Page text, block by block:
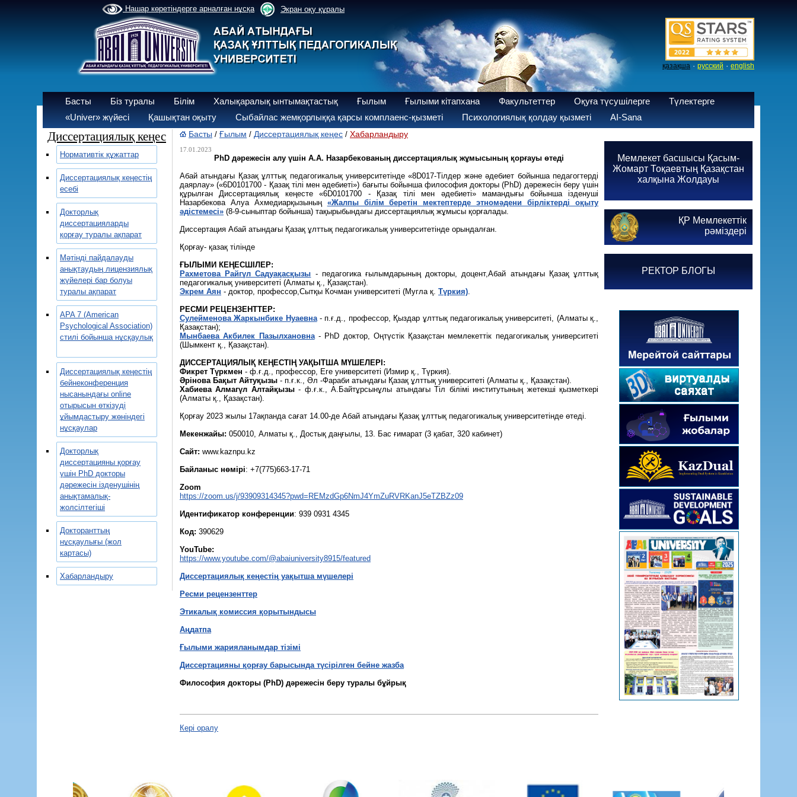
Нашар көретіндерге арналған нұсқа Экран оқу құралы
қазақша · русский · english
Басты Біз туралы Білім Халықаралық ынтымақтастық Ғылым Ғылыми кітапхана Факультеттер Оқуға түсушілерге
Түлектерге
«Univer» жүйесі
Қашықтан оқыту Сыбайлас жемқорлыққа қарсы комплаенс-қызметі Психологиялық қолдау қызметі AI-Sana
Диссертациялық кеңес
Нормативтік құжаттар
Диссертациялық кеңестің
есебі
Докторлық
диссертацияларды
қорғау туралы ақпарат
Мәтінді пайдалауды
анықтаудың лицензиялық
жүйелері бар болуы
туралы ақпарат
APA 7 (American
Psychological Association)
стилі бойынша нұсқаулық
Диссертациялық кеңестің
бейнеконференция
нысанындағы online
отырысын өткізуді
ұйымдастыру жөніндегі
нұсқаулар
Докторлық
диссертацияны қорғау
үшін PhD докторы
дәрежесін ізденушінің
анықтамалық-
жолсілтегіші
Докторанттың
нұсқаулығы (жол
картасы)
Хабарландыру
Басты / Ғылым / Диссертациялық кеңес / Хабарландыру
17.01.2023
РhD дәрежесін алу үшін А.А. Назарбекованың диссертациялық жұмысының қорғауы өтеді
Абай атындағы Қазақ ұлттық педагогикалық университетінде «8D017-Тілдер және әдебиет бойынша педагогтерді
даярлау» («6D0101700 - Қазақ тілі мен әдебиеті») бағыты бойынша философия докторы (РhD) дәрежесін беру үшін
құрылған Диссертациялық кеңесте «6D0101700 - Қазақ тілі мен әдебиеті» мамандығы бойынша ізденуші
Назарбекова Алуа Ахмедиарқызының «Жалпы білім беретін мектептерде этномәдени бірліктерді оқыту
әдістемесі» (8-9-сыныптар бойынша) тақырыбындағы диссертациялық жұмысы қорғалады.
Диссертация Абай атындағы Қазақ ұлттық педагогикалық университетінде орындалған.
Қорғау- қазақ тілінде
ҒЫЛЫМИ КЕҢЕСШІЛЕР:
Рахметова Райгүл Садуақасқызы - педагогика ғылымдарының докторы, доцент,Абай атындағы Қазақ ұлттық
педагогикалық университеті (Алматы қ., Қазақстан).
Экрем Аян - доктор, профессор,Сытқы Кочман университеті (Мугла қ. Түркия).
РЕСМИ РЕЦЕНЗЕНТТЕР:
Сулейменова Жаркынбике Нуаевна- п.ғ.д., профессор, Қыздар ұлттық педагогикалық университеті, (Алматы қ.,
Қазақстан);
Мынбаева Акбилек Пазылхановна- PhD доктор, Оңтүстік Қазақстан мемлекеттік педагогикалық университеті
(Шымкент қ., Қазақстан).
ДИССЕРТАЦИЯЛЫҚ КЕҢЕСТІҢ УАҚЫТША МҮШЕЛЕРІ:
Фикрет Түркмен - ф.ғ.д., профессор, Еге университеті (Измир қ., Түркия).
Әрінова Бақыт Айтуқызы - п.ғ.к., Әл -Фараби атындағы Қазақ ұлттық университеті (Алматы қ., Қазақстан).
Хабиева Алмагүл Алтайқызы- ф.ғ.к., А.Байтұрсынұлы атындағы Тіл білімі институтының жетекші қызметкері
(Алматы қ., Қазақстан).
Қорғау 2023 жылы 17ақпанда сағат 14.00-де Абай атындағы Қазақ ұлттық педагогикалық университетінде өтеді.
Мекенжайы: 050010, Алматы қ., Достық даңғылы, 13. Бас ғимарат (3 қабат, 320 кабинет)
Сайт: www.kaznpu.kz
Байланыс нөмірі: +7(775)663-17-71
Zoom
https://zoom.us/j/93909314345?pwd=REMzdGp6NmJ4YmZuRVRKanJ5eTZBZz09
Идентификатор конференции: 939 0931 4345
Код: 390629
YouTube:
https://www.youtube.com/@abaiuniversity8915/featured
Диссертациялық кеңестің уақытша мүшелері
Ресми рецензенттер
Этикалық комиссия қорытындысы
Аңдатпа
Ғылыми жарияланымдар тізімі
Диссертацияны қорғау барысында түсірілген бейне жазба
Философия докторы (PhD) дәрежесін беру туралы бұйрық
Кері оралу
Мемлекет басшысы Қасым-
Жомарт Тоқаевтың Қазақстан
халқына Жолдауы
ҚР Мемлекеттік
рәміздері
РЕКТОР БЛОГЫ